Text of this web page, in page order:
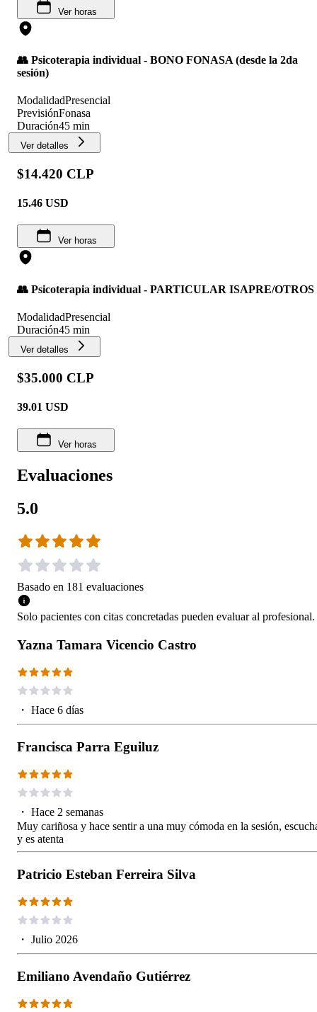
Ver horas
👥 Psicoterapia individual - BONO FONASA (desde la 2da
sesión)
ModalidadPresencial
PrevisiónFonasa
Duración45 min
Ver detalles
$14.420 CLP
15.46 USD
Ver horas
👥 Psicoterapia individual - PARTICULAR ISAPRE/OTROS
ModalidadPresencial
Duración45 min
Ver detalles
$35.000 CLP
39.01 USD
Ver horas
Evaluaciones
5.0
Basado en 181 evaluaciones
Solo pacientes con citas concretadas pueden evaluar al profesional.
Yazna Tamara Vicencio Castro
・ Hace 6 días
Francisca Parra Eguiluz
・ Hace 2 semanas
Muy cariñosa y hace sentir a una muy cómoda en la sesión,
y es atenta
Patricio Esteban Ferreira Silva
・ Julio 2026
Emiliano Avendaño Gutiérrez